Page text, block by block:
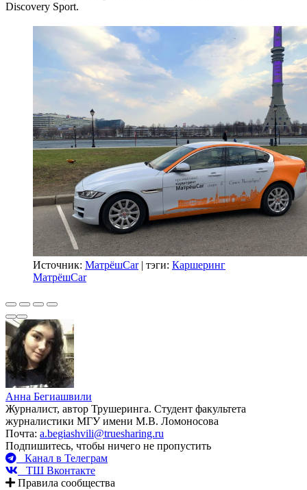
Discovery Sport.
Источник: МатрёшCar | тэги: Каршеринг
МатрёшCar
Анна Бегиашвили
Журналист, автор Трушеринга. Студент факультета
журналистики МГУ имени М.В. Ломоносова
Почта: a.begiashvili@truesharing.ru
Подпишитесь, чтобы ничего не пропустить
Канал в Телеграм
ТШ Вконтакте
Правила сообщества